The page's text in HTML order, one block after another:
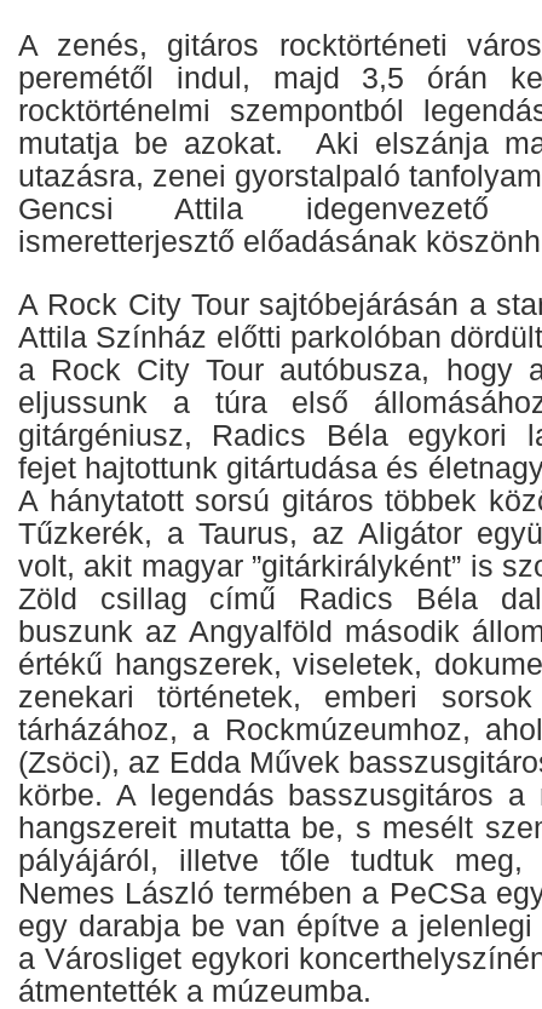
A zenés, gitáros rocktörténeti
peremétől indul, majd 3,5 órán
rocktörténelmi szempontból
mutatja be azokat. Aki elszánja
utazásra, zenei gyorstalpaló
Gencsi Attila idegenvezető
ismeretterjesztő előadásának
A Rock City Tour sajtóbejárásán a
Attila Színház előtti parkolóban
a Rock City Tour autóbusza, hogy
eljussunk a túra első
gitárgéniusz, Radics Béla egykori
fejet hajtottunk gitártudása és
A hánytatott sorsú gitáros többek
Tűzkerék, a Taurus, az Aligátor
volt, akit magyar ”gitárkirályként” is
Zöld csillag című Radics Béla
buszunk az Angyalföld második
értékű hangszerek, viseletek,
zenekari történetek, emberi
tárházához, a Rockmúzeumhoz,
(Zsöci), az Edda Művek
körbe. A legendás basszusgitáros a
hangszereit mutatta be, s mesélt
pályájáról, illetve tőle tudtuk
Nemes László termében a PeCSa
egy darabja be van építve a
a Városliget egykori
átmentették a múzeumba.